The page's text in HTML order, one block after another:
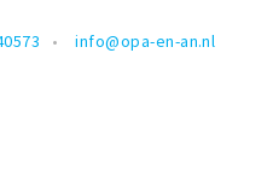
info@opa-en-an.nl